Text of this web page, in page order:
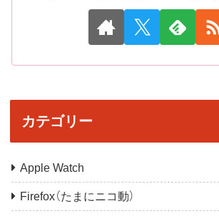
カテゴリー
Apple Watch
Firefox（たまにニコ動）